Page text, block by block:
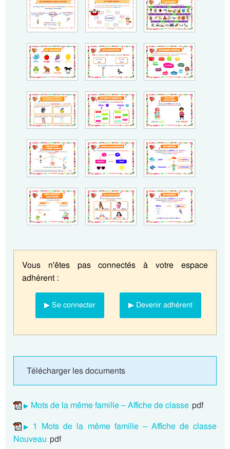
Vous n'êtes pas connectés à votre espace
adhérent :
▶ Se connecter ▶ Devenir adhérent
Télécharger les documents
Mots de la même famille – Affiche de classe pdf
1 Mots de la même famille – Affiche de classe
Nouveau pdf